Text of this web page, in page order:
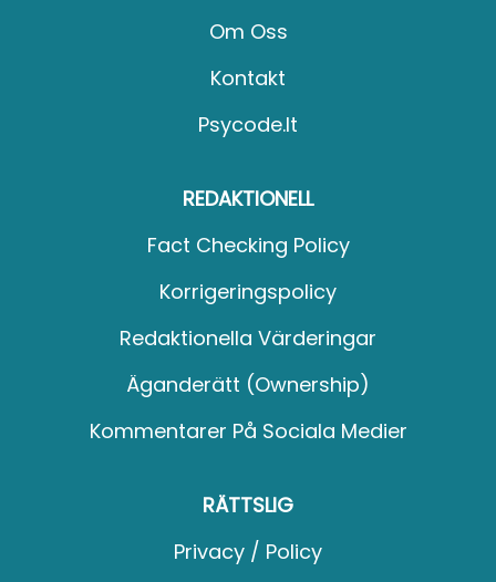
Om Oss
Kontakt
Psycode.it
REDAKTIONELL
Fact Checking Policy
Korrigeringspolicy
Redaktionella Värderingar
Äganderätt (Ownership)
Kommentarer På Sociala Medier
RÄTTSLIG
Privacy / Policy